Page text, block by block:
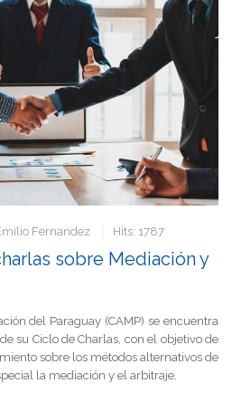
Fernandez Hits: 1787
sobre Mediación y
del Paraguay (CAMP) se encuentra
su Ciclo de Charlas, con el objetivo de
sobre los métodos alternativos de
la mediación y el arbitraje.